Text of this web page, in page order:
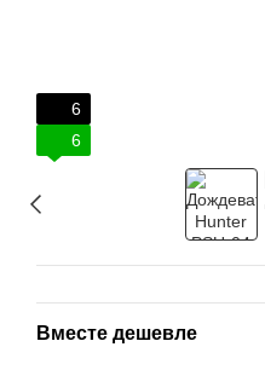
6
6
Вместе дешевле